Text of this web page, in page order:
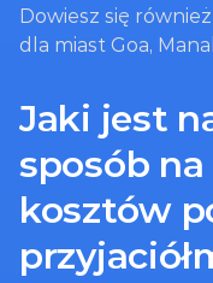
Dowiesz się
dla miast Goa,
Jaki jest
sposób
kosztów